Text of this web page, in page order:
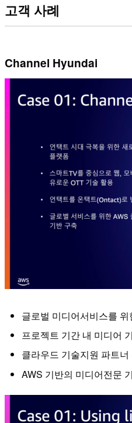
고객 사례
Channel Hyundai
글로벌 미디어서비스를
프로젝트 기간 내 미디어
클라우드 기술지원 파트너
AWS 기반의 미디어전문